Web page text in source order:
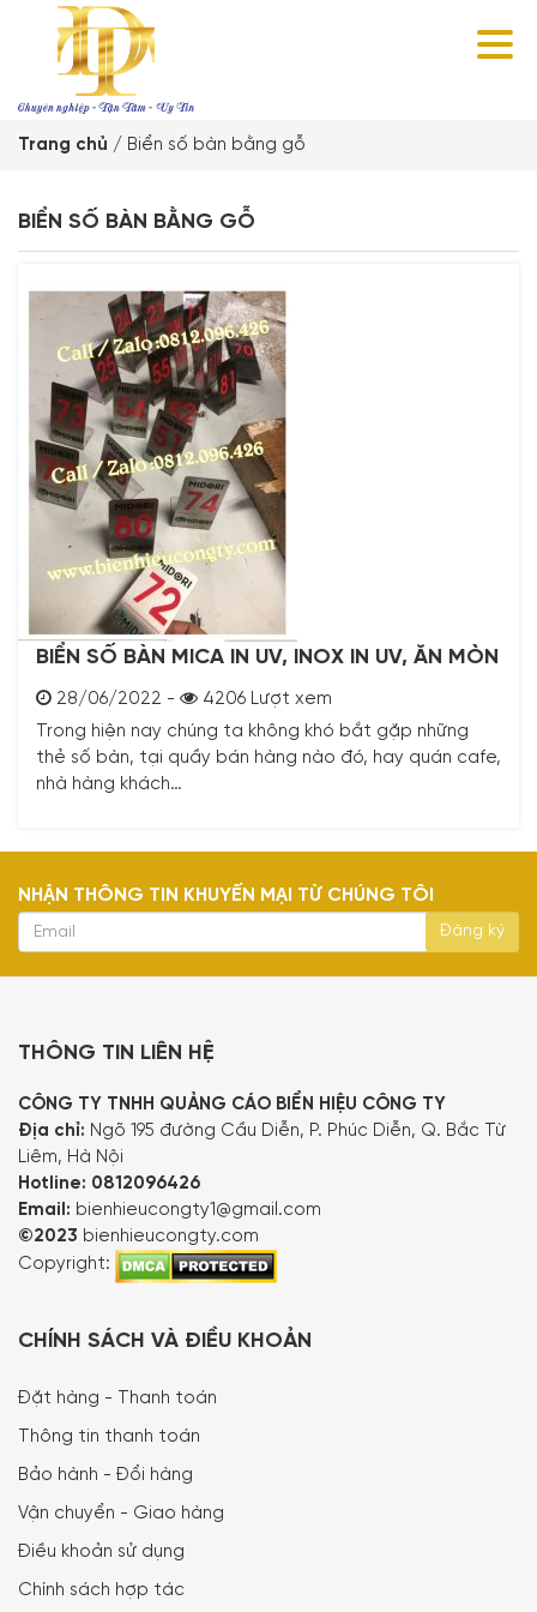
Trang chủ / Biển số bàn bằng gỗ
BIỂN SỐ BÀN BẰNG GỖ
BIỂN SỐ BÀN MICA IN UV, INOX IN UV, ĂN MÒN
28/06/2022 -
4206 Lượt xem
Trong hiện nay chúng ta không khó bắt gặp những
thẻ số bàn, tại quầy bán hàng nào đó, hay quán cafe,
nhà hàng khách…
NHẬN THÔNG TIN KHUYẾN MẠI TỪ CHÚNG TÔI
THÔNG TIN LIÊN HỆ
CÔNG TY TNHH QUẢNG CÁO BIỂN HIỆU CÔNG TY
Địa chỉ: Ngõ 195 đường Cầu Diễn, P. Phúc Diễn, Q. Bắc Từ
Liêm, Hà Nội
Hotline: 0812096426
Email: bienhieucongty1@gmail.com
©2023 bienhieucongty.com
Copyright:
CHÍNH SÁCH VÀ ĐIỀU KHOẢN
Đặt hàng - Thanh toán
Thông tin thanh toán
Bảo hành - Đổi hàng
Vận chuyển - Giao hàng
Điều khoản sử dụng
Chính sách hợp tác